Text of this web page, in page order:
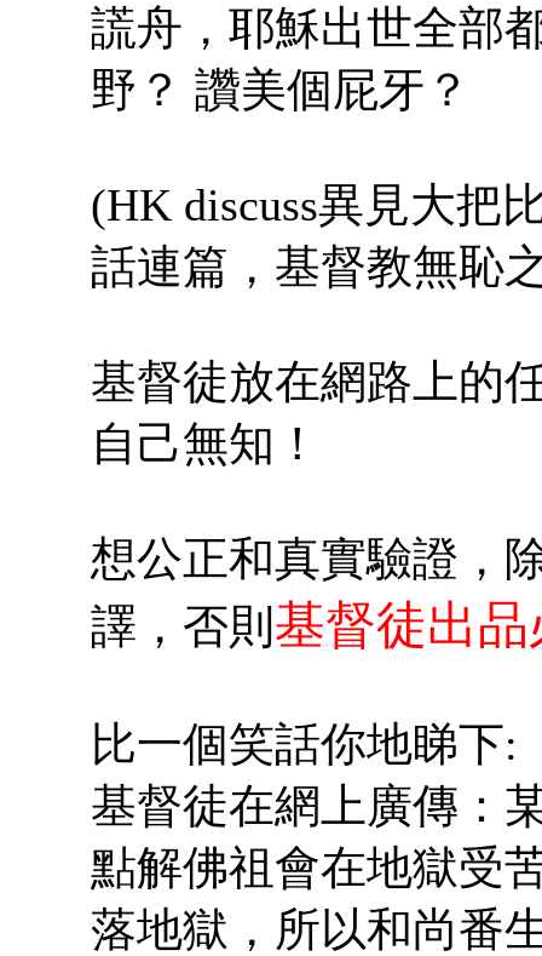
謊舟，耶穌出世全部
野？ 讚美個屁牙？
(HK discuss異見大把
話連篇，基督教無恥
基督徒放在網路上的
自己無知！
想公正和真實驗證，
譯，否則基督徒出
比一個笑話你地睇下:
基督徒在網上廣傳：
點解佛祖會在地獄受
落地獄，所以和尚番